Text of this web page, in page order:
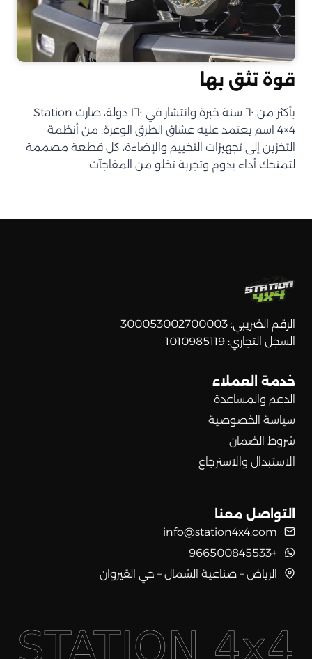
قوة تثق بها
بأكثر من ٦٠ سنة خبرة وانتشار في ١٦٠ دولة، صارت Station
4×4 اسم يعتمد عليه عشاق الطرق الوعرة. من أنظمة
التخزين إلى تجهيزات التخييم والإضاءة، كل قطعة مصممة
لتمنحك أداء يدوم وتجربة تخلو من المفاجآت.
الرقم الضريبي: 300053002700003
السجل التجاري: 1010985119
خدمة العملاء
الدعم والمساعدة
سياسة الخصوصية
شروط الضمان
الاستبدال والاسترجاع
التواصل معنا
info@station4x4.com
+966500845533
الرياض – صناعية الشمال – حي القيروان